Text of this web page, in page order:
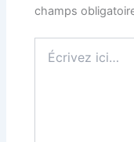
champs
ici…